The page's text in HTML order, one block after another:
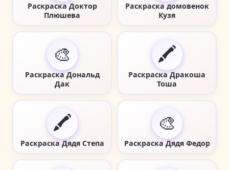
Раскраска Доктор
Плюшева
Раскраска домовенок
Кузя
🎨
Раскраска Дональд
Дак
🖍️
Раскраска Дракоша
Тоша
🖍️
Раскраска Дядя Степа
🎨
Раскраска Дядя Федор